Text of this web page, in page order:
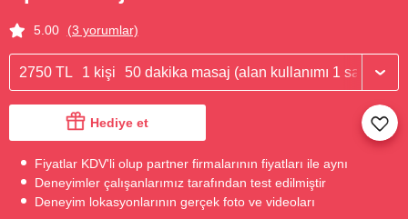
5.00 (3 yorumlar)
2750 TL 1 kişi 50 dakika masaj (alan kullanımı 1 saat)
Hediye et
Fiyatlar KDV'li olup partner firmalarının fiyatları ile aynı
Deneyimler çalışanlarımız tarafından test edilmiştir
Deneyim lokasyonlarının gerçek foto ve videoları